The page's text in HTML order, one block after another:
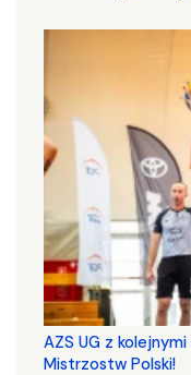
AZS UG z
Mistrzostw Polski!